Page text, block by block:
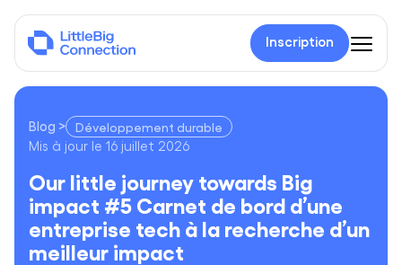
Inscription
Blog > Développement durable
Our little journey towards Big impact #5 Carnet de bord
Mis à jour le 16 juillet 2026
Our little journey towards Big
impact #5 Carnet de bord d’une
entreprise tech à la recherche d’un
meilleur impact